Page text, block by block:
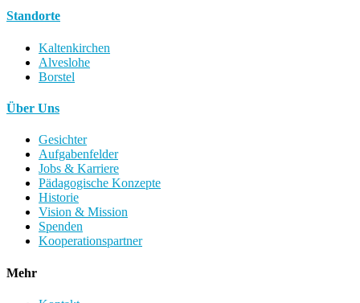
Standorte
Kaltenkirchen
Alveslohe
Borstel
Über Uns
Gesichter
Aufgabenfelder
Jobs & Karriere
Pädagogische Konzepte
Historie
Vision & Mission
Spenden
Kooperationspartner
Mehr